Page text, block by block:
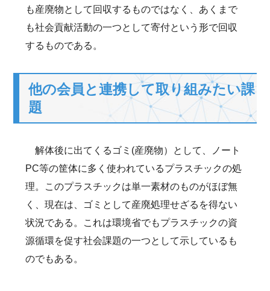
も産廃物として回収するものではなく、あくまで
も社会貢献活動の一つとして寄付という形で回収
するものである。
他の会員と連携して取り組みたい課
題
解体後に出てくるゴミ(産廃物）として、ノート
PC等の筐体に多く使われているプラスチックの処
理。このプラスチックは単一素材のものがほぼ無
く、現在は、ゴミとして産廃処理せざるを得ない
状況である。これは環境省でもプラスチックの資
源循環を促す社会課題の一つとして示しているも
のでもある。